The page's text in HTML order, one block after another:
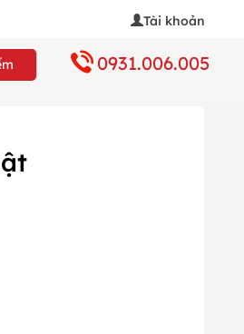
Tài khoản
0931.006.005